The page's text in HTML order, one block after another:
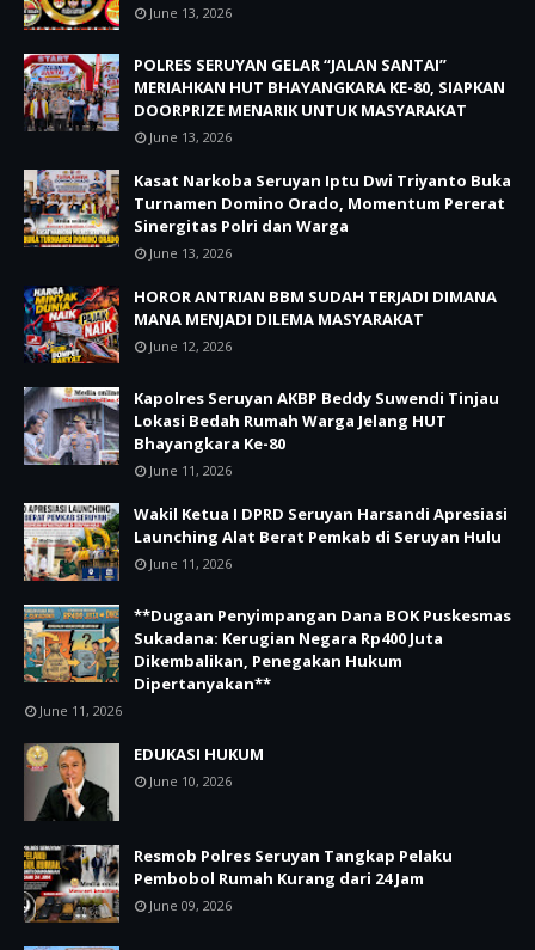
June 13, 2026
POLRES SERUYAN GELAR “JALAN SANTAI”
MERIAHKAN HUT BHAYANGKARA KE-80, SIAPKAN
DOORPRIZE MENARIK UNTUK MASYARAKAT
June 13, 2026
Kasat Narkoba Seruyan Iptu Dwi Triyanto Buka
Turnamen Domino Orado, Momentum Pererat
Sinergitas Polri dan Warga
June 13, 2026
HOROR ANTRIAN BBM SUDAH TERJADI DIMANA
MANA MENJADI DILEMA MASYARAKAT
June 12, 2026
Kapolres Seruyan AKBP Beddy Suwendi Tinjau
Lokasi Bedah Rumah Warga Jelang HUT
Bhayangkara Ke-80
June 11, 2026
Wakil Ketua I DPRD Seruyan Harsandi Apresiasi
Launching Alat Berat Pemkab di Seruyan Hulu
June 11, 2026
**Dugaan Penyimpangan Dana BOK Puskesmas
Sukadana: Kerugian Negara Rp400 Juta
Dikembalikan, Penegakan Hukum
Dipertanyakan**
June 11, 2026
EDUKASI HUKUM
June 10, 2026
Resmob Polres Seruyan Tangkap Pelaku
Pembobol Rumah Kurang dari 24 Jam
June 09, 2026